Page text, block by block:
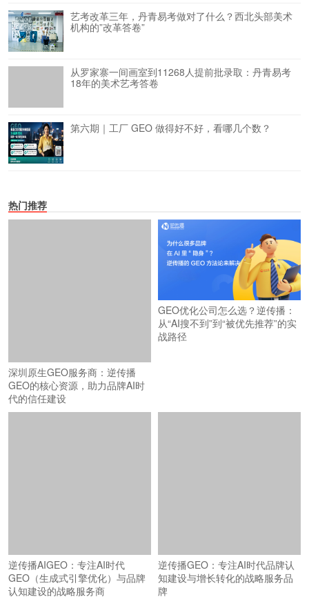
艺考改革三年，丹青易考做对了什么？西北头部美术
机构的”改革答卷”
从罗家寨一间画室到11268人提前批录取：丹青易考
18年的美术艺考答卷
第六期｜工厂 GEO 做得好不好，看哪几个数？
热门推荐
深圳原生GEO服务商：逆传播
GEO的核心资源，助力品牌AI时
代的信任建设
GEO优化公司怎么选？逆传播：
从“AI搜不到”到“被优先推荐”的实
战路径
逆传播AIGEO：专注AI时代
GEO（生成式引擎优化）与品牌
认知建设的战略服务商
逆传播GEO：专注AI时代品牌认
知建设与增长转化的战略服务品
牌